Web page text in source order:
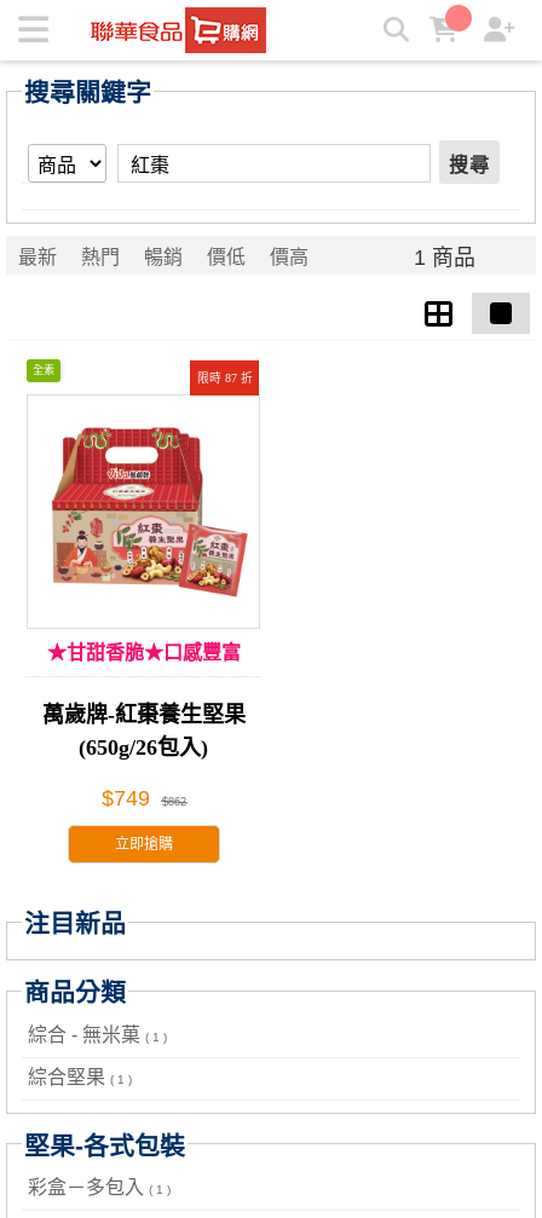
【紅棗】搜尋結果 | ★聯華食品e購網★
搜尋關鍵字
搜尋
最新 熱門 暢銷 價低 價高 1 商品
限時 87 折
全素
★甘甜香脆★口感豐富
萬歲牌-紅棗養生堅果
(650g/26包入)
$749 $862
立即搶購
注目新品
商品分類
綜合 - 無米菓 ( 1 )
綜合堅果 ( 1 )
堅果-各式包裝
彩盒－多包入 ( 1 )